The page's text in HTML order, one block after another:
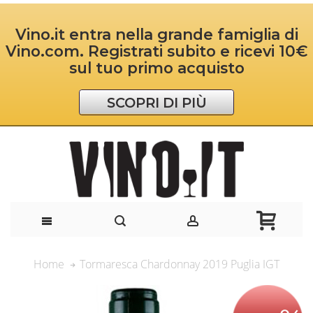
Vino.it entra nella grande famiglia di
Vino.com. Registrati subito e ricevi 10€
sul tuo primo acquisto
SCOPRI DI PIÙ
Home Tormaresca Chardonnay 2019 Puglia IGT